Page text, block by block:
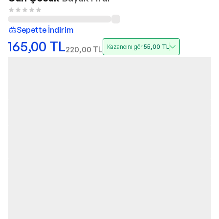
Sepette İndirim
165,00 TL220,00 TL Kazancını gör55,00 TL